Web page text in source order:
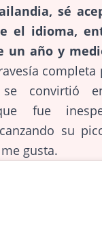
sé
el idioma,
un año y
completa
se convirtió
fue
su
gusta.